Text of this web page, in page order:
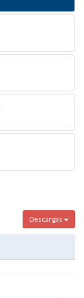
Descargas